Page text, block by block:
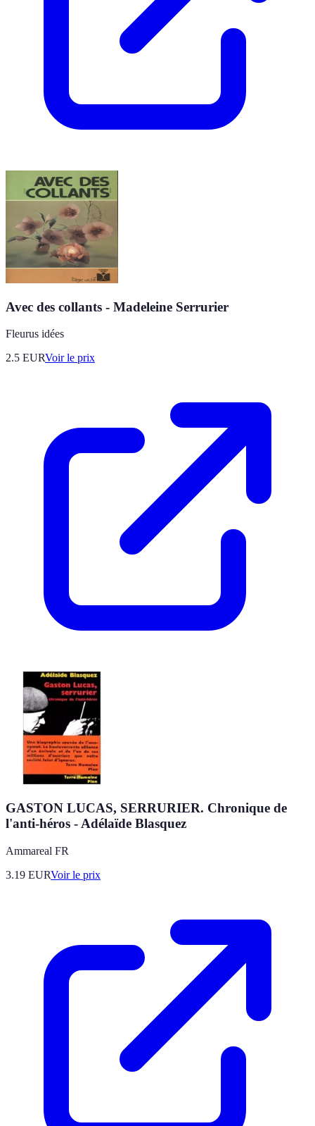
Avec des collants - Madeleine Serrurier
Fleurus idées
2.5 EURVoir le prix
GASTON LUCAS, SERRURIER. Chronique de
l'anti-héros - Adélaïde Blasquez
Ammareal FR
3.19 EURVoir le prix